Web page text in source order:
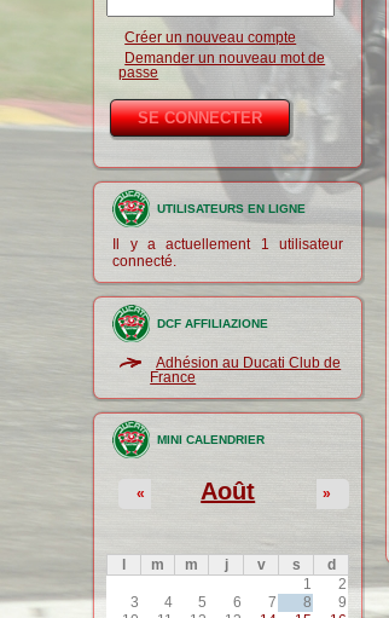
Créer un nouveau compte
Demander un nouveau mot de
passe
UTILISATEURS EN LIGNE
Il y a actuellement 1 utilisateur
connecté.
DCF AFFILIAZIONE
Adhésion au Ducati Club de
France
MINI CALENDRIER
Août
« »
m m j v s
d
1
2
3
4 5 6 7 8
9